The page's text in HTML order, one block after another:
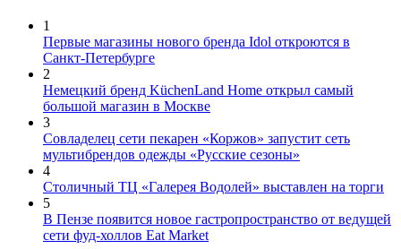
1
Первые магазины нового бренда Idol откроются в
Санкт-Петербурге
2
Немецкий бренд KüchenLand Home открыл самый
большой магазин в Москве
3
Совладелец сети пекарен «Коржов» запустит сеть
мультибрендов одежды «Русские сезоны»
4
Столичный ТЦ «Галерея Водолей» выставлен на торги
5
В Пензе появится новое гастропространство от ведущей
сети фуд-холлов Eat Market